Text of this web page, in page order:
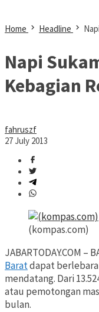
Home Headline
Napi
Kebagian
fahruszf
27 July 2013
(kompas.com)
JABARTODAY.COM –
Baratdapat
mendatang. Dari
atau pemotongan
bulan.